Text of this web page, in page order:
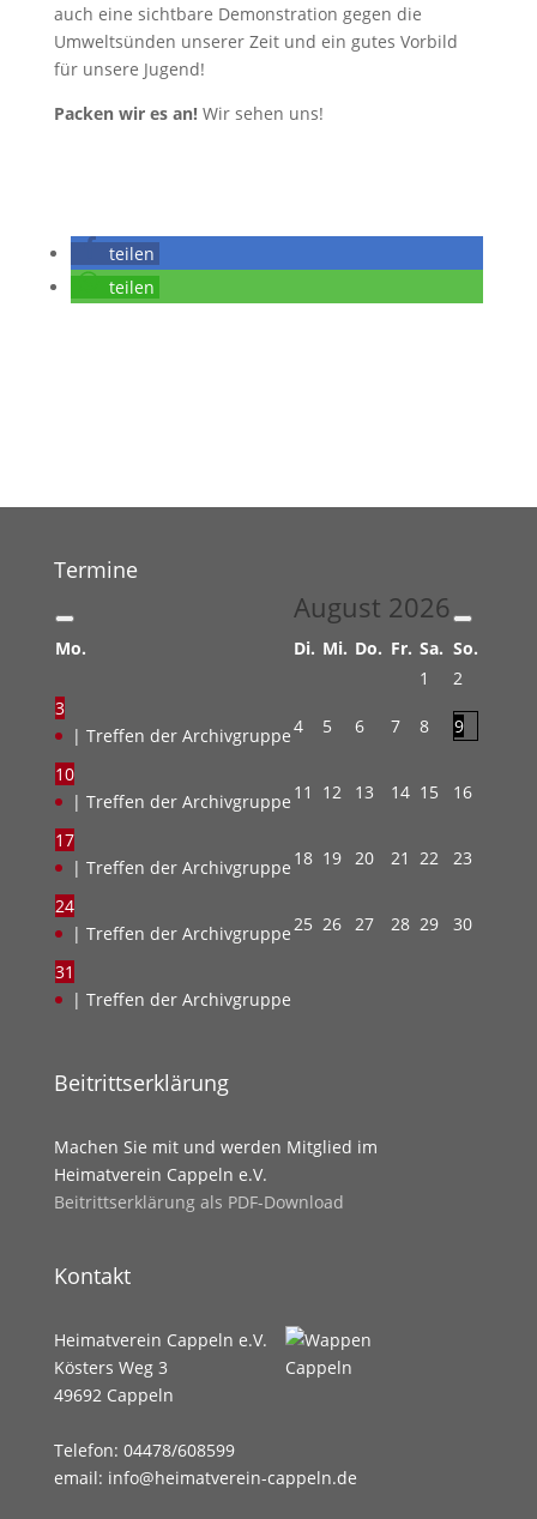
auch eine sichtbare Demonstration gegen die
Umweltsünden unserer Zeit und ein gutes Vorbild
für unsere Jugend!
Packen wir es an!Wir sehen uns!
teilen
teilen
Termine
August 2026
Mo. Di. Mi. Do. Fr. Sa. So.
1
2
3
| Treffen der Archivgruppe4 5 6 7 8 9
10
| Treffen der Archivgruppe 11 12 13 14 15 16
17
| Treffen der Archivgruppe 18 19 20 21 22 23
24
| Treffen der Archivgruppe25 26 27 28 29 30
31
| Treffen der Archivgruppe
Beitrittserklärung
Machen Sie mit und werden Mitglied im
Heimatverein Cappeln e.V.
Beitrittserklärung als PDF-Download
Kontakt
Heimatverein Cappeln e.V.
Kösters Weg 3
49692 Cappeln
Telefon: 04478/608599
email: info@heimatverein-cappeln.de